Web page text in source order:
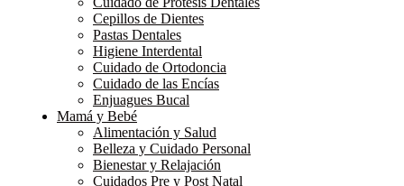
Cepillos de Dientes
Pastas Dentales
Higiene Interdental
Cuidado de Ortodoncia
Cuidado de las Encías
Enjuagues Bucal
Mamá y Bebé
Alimentación y Salud
Belleza y Cuidado Personal
Bienestar y Relajación
Cuidados Pre y Post Natal